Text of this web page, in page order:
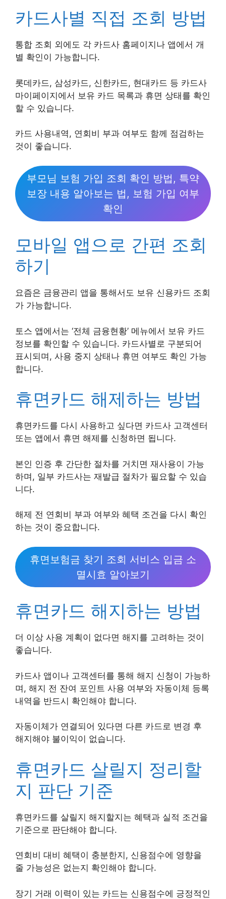
카드사별 직접 조회 방법
통합 조회 외에도 각 카드사 홈페이지나 앱에서 개
별 확인이 가능합니다.
롯데카드, 삼성카드, 신한카드, 현대카드 등 카드사
마이페이지에서 보유 카드 목록과 휴면 상태를 확인
할 수 있습니다.
카드 사용내역, 연회비 부과 여부도 함께 점검하는
것이 좋습니다.
부모님 보험 가입 조회 확인 방법, 특약
보장 내용 알아보는 법, 보험 가입 여부
확인
모바일 앱으로 간편 조회
하기
요즘은 금융관리 앱을 통해서도 보유 신용카드 조회
가 가능합니다.
토스 앱에서는 ‘전체 금융현황’ 메뉴에서 보유 카드
정보를 확인할 수 있습니다. 카드사별로 구분되어
표시되며, 사용 중지 상태나 휴면 여부도 확인 가능
합니다.
휴면카드 해제하는 방법
휴면카드를 다시 사용하고 싶다면 카드사 고객센터
또는 앱에서 휴면 해제를 신청하면 됩니다.
본인 인증 후 간단한 절차를 거치면 재사용이 가능
하며, 일부 카드사는 재발급 절차가 필요할 수 있습
니다.
해제 전 연회비 부과 여부와 혜택 조건을 다시 확인
하는 것이 중요합니다.
휴면보험금 찾기 조회 서비스 입금 소
멸시효 알아보기
휴면카드 해지하는 방법
더 이상 사용 계획이 없다면 해지를 고려하는 것이
좋습니다.
카드사 앱이나 고객센터를 통해 해지 신청이 가능하
며, 해지 전 잔여 포인트 사용 여부와 자동이체 등록
내역을 반드시 확인해야 합니다.
자동이체가 연결되어 있다면 다른 카드로 변경 후
해지해야 불이익이 없습니다.
휴면카드 살릴지 정리할
지 판단 기준
휴면카드를 살릴지 해지할지는 혜택과 실적 조건을
기준으로 판단해야 합니다.
연회비 대비 혜택이 충분한지, 신용점수에 영향을
줄 가능성은 없는지 확인해야 합니다.
장기 거래 이력이 있는 카드는 신용점수에 긍정적인